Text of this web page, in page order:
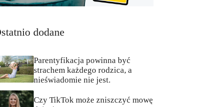
dodane
Parentyfikacja powinna być
strachem każdego rodzica, a
nieświadomie nie jest.
Czy TikTok może zniszczyć mowę